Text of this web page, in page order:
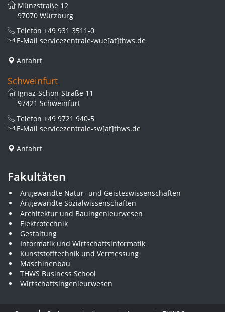
Münzstraße 12
97070 Würzburg
Telefon +49 931 3511-0
E-Mail servicezentrale-wue[at]thws.de
Anfahrt
Schweinfurt
Ignaz-Schön-Straße 11
97421 Schweinfurt
Telefon +49 9721 940-5
E-Mail servicezentrale-sw[at]thws.de
Anfahrt
Fakultäten
Angewandte Natur- und Geisteswissenschaften
Angewandte Sozialwissenschaften
Architektur und Bauingenieurwesen
Elektrotechnik
Gestaltung
Informatik und Wirtschaftsinformatik
Kunststofftechnik und Vermessung
Maschinenbau
THWS Business School
Wirtschaftsingenieurwesen